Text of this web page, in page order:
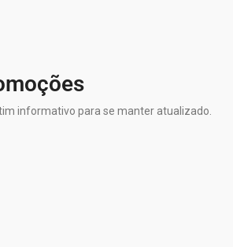
informativo para se manter atualizado.